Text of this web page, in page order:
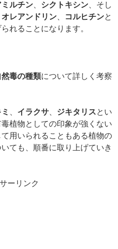
ミルチン シクトキシン 、そし
オレアンドリン コルヒチンと
れることになります。
毒の種類について詳しく考察
イラクサ ジキタリスとい
植物としての印象が強くない
て用いられることもある植物の
ても、順番に取り上げていき
ーリンク